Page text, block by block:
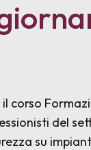
il corso
del
su